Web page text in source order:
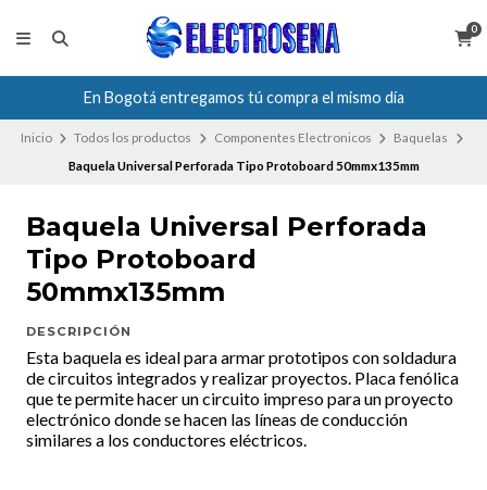
0
En Bogotá entregamos tú compra el mismo día
Inicio Todos los productos Componentes Electronicos
Baquelas
Baquela Universal Perforada Tipo Protoboard 50mmx135mm
Baquela Universal Perforada
Tipo Protoboard
50mmx135mm
DESCRIPCIÓN
Esta baquela es ideal para armar prototipos con soldadura
de circuitos integrados y realizar proyectos. Placa fenólica
que te permite hacer un circuito impreso para un proyecto
electrónico donde se hacen las líneas de conducción
similares a los conductores eléctricos.